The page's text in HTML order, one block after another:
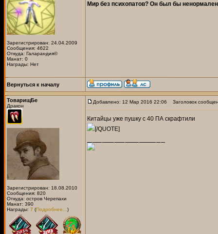
Зарегистрирован: 24.04.2009
Сообщения: 4622
Откуда: Галарандия©
Манат: 0
Награды: Нет
Мир без психопатов? Он был бы
Вернуться к началу
ТоварищБе
Дракон
Зарегистрирован: 18.08.2010
Сообщения: 820
Откуда: остров Черепахи
Манат: 390
Награды: 7 (Подробнее... )
Добавлено: 12 Мар 2016 22:06 Заголовок
Китайцы уже пушку с 40 ПА скрафтили
[/QUOTE]